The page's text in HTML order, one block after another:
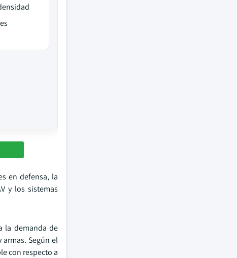
en defensa, la
y los sistemas
la demanda de
Según el
con respecto a